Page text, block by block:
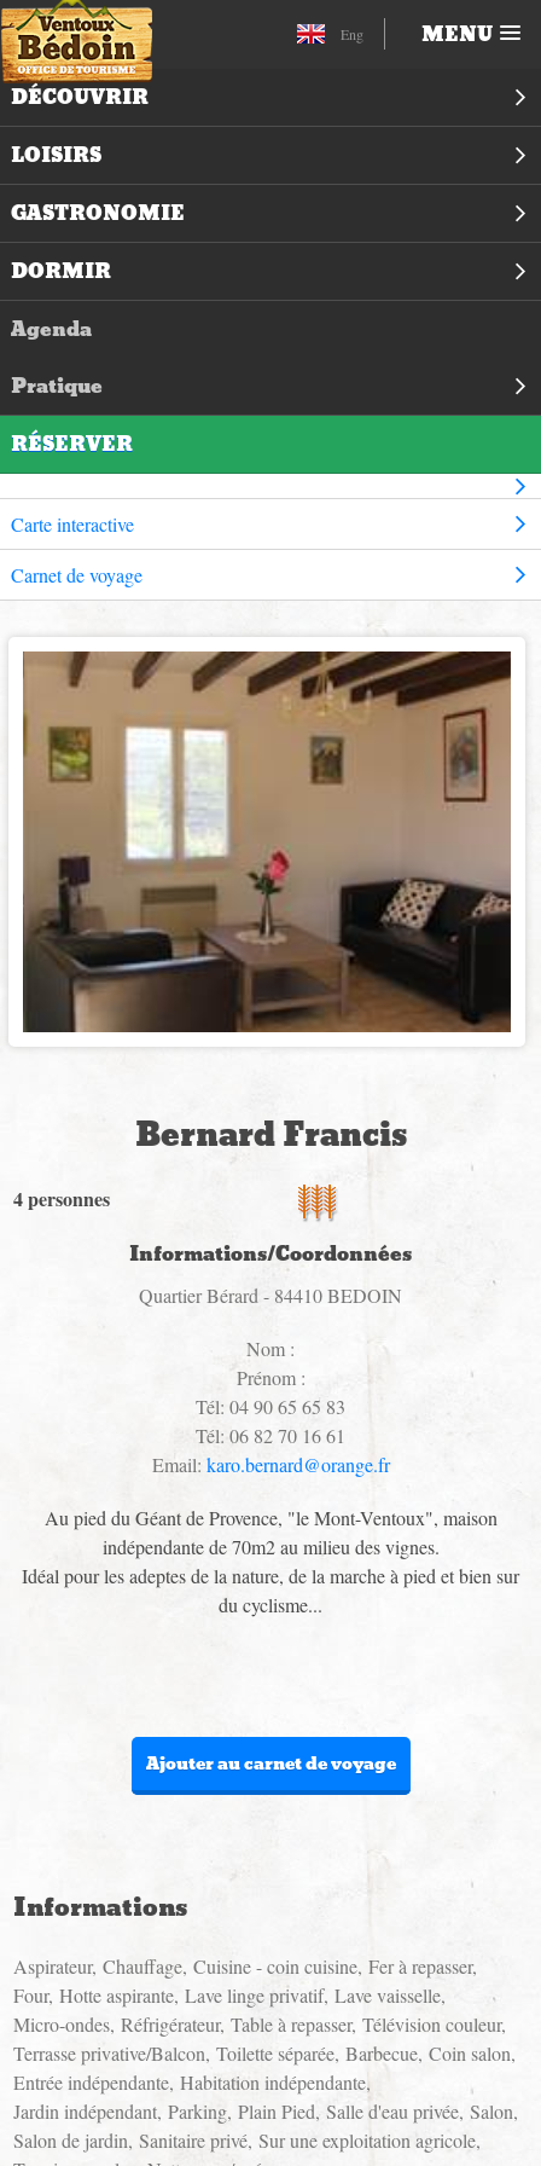
Eng
MENU
DÉCOUVRIR
LOISIRS
GASTRONOMIE
DORMIR
Agenda
Pratique
RÉSERVER
Carte interactive
Carnet de voyage
Bernard Francis
4 personnes
Informations/Coordonnées
Quartier Bérard - 84410 BEDOIN
Nom :
Prénom :
Tél: 04 90 65 65 83
Tél: 06 82 70 16 61
Email: karo.bernard@orange.fr
Au pied du Géant de Provence, "le Mont-Ventoux", maison
indépendante de 70m2 au milieu des vignes.
Idéal pour les adeptes de la nature, de la marche à pied et bien sur
du cyclisme...
Ajouter au carnet de voyage
Informations
Aspirateur Chauffage Cuisine - coin cuisine Fer à repasser
Four Hotte aspirante Lave linge privatif Lave vaisselle
Micro-ondes Réfrigérateur Table à repasser Télévision couleur
Terrasse privative/Balcon Toilette séparée Barbecue Coin salon
Entrée indépendante Habitation indépendante
Jardin indépendant Parking Plain Pied Salle d'eau privée Salon
Salon de jardin Sanitaire privé Sur une exploitation agricole